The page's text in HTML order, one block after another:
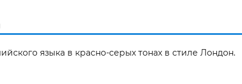
языка в красно-серых тонах в стиле Лондон.